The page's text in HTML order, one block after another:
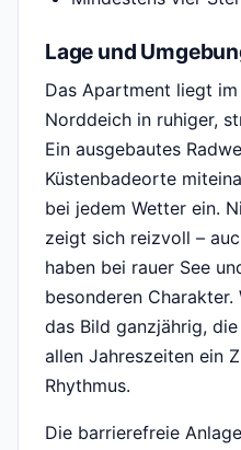
Lage und
Das Apartment liegt
Norddeich in ruhiger,
Ein ausgebautes
Küstenbadeorte
bei jedem Wetter ein.
zeigt sich reizvoll –
haben bei rauer See
besonderen
das Bild ganzjährig,
allen Jahreszeiten ein
Rhythmus.
Die barrierefreie